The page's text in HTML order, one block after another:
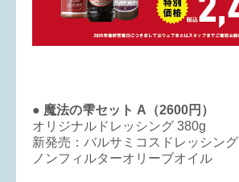
● 魔法の雫セット A（2600円）
オリジナルドレッシング 380g
新発売：バルサミコスドレッシング
ノンフィルターオリーブオイル